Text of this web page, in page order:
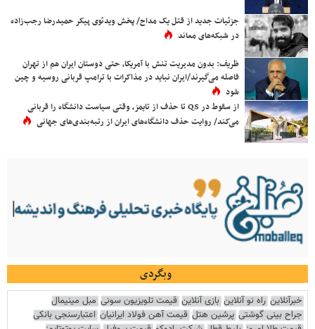
جزئیات جدید از قتل یک مداح/ پخش ویدئوی پیکر حمیدرضا رجب‌زاده
در شبکه‌های معاند
ظریف: بدون مدیریت تنش با آمریکا، حتی دوستان ایران هم از تهران
فاصله می‌گیرند/ایران نباید در مذاکرات با ترامپ قربانی روسیه و چین
شود
از سقوط در QS تا حذف از تایمز، وقتی سیاست دانشگاه را قربانی
می‌کند/ روایت حذف دانشگاه‌های ایران از رتبه‌بندی‌های جهانی
وبگردی
خبرآنلاین راه نو آنلاین بازی آنلاین قیمت تلویزیون سونی مبل مینیمال
جراح بینی گوشتی پرشین هتل قیمت آهن فولاد ایرانیان اعتبارسنجی بانکی